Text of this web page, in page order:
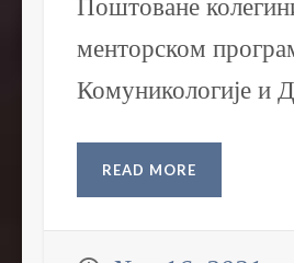
менторском
Комуникологије и
READ MORE